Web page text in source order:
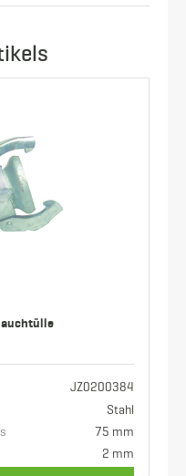
JZ0200384
Stahl
75 mm
2 mm